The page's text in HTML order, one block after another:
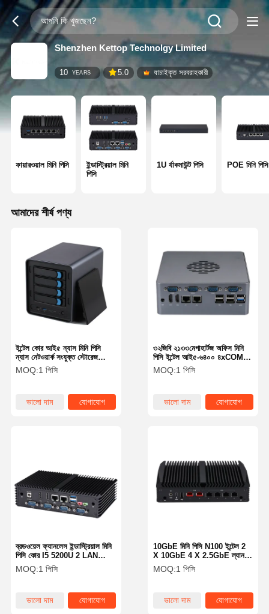
Shenzhen Kettop Technolgy Limited
10 YEARS 5.0 যাচাইকৃত সরবরাহকারী
ফায়ারওয়াল মিনি পিসি
ইন্ডাস্ট্রিয়াল মিনি
পিসি
1U র্যাকমাউন্ট পিসি POE মিনি পিসি
আমাদের শীর্ষ পণ্য
ইন্টেল কোর আই৫ ন্যাস মিনি পিসি
ন্যাস নেটওয়ার্ক সংযুক্ত স্টোরেজ
৮২৬০ইউ ৪ বে স্টোরেজ
MOQ:1 পিসি
ভালো দাম যোগাযোগ
৩২জিবি ২১৩৩মেগাহার্টজ অফিস মিনি
পিসি ইন্টেল আই৫-৬৪০০ ৪xCOM
ডুয়াল ল্যান ৩ ডিসপ্লে ফ্যানলেস
মিডিয়া পিসি
MOQ:1 পিসি
ভালো দাম যোগাযোগ
ব্রডওয়েল ফ্যানলেস ইন্ডাস্ট্রিয়াল মিনি
পিসি কোর I5 5200U 2 LAN
ফ্যানলেস মিডিয়া পিসি
MOQ:1 পিসি
ভালো দাম যোগাযোগ
10GbE মিনি পিসি N100 ইন্টেল 2
X 10GbE 4 X 2.5GbE ল্যান
ফায়ারওয়াল রাউটার ব্যবসার জন্য
MOQ:1 পিসি
ভালো দাম যোগাযোগ